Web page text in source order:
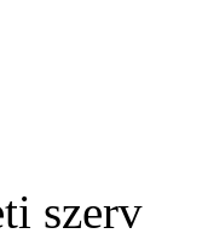
szerv